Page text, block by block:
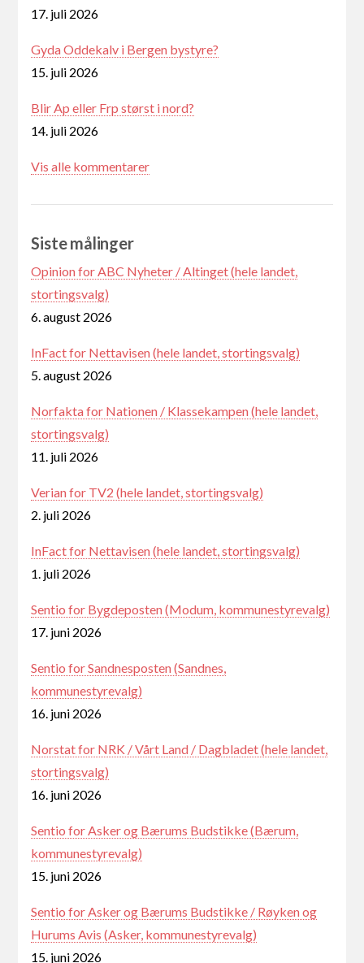
17. juli 2026
Gyda Oddekalv i Bergen bystyre?
15. juli 2026
Blir Ap eller Frp størst i nord?
14. juli 2026
Vis alle kommentarer
Siste målinger
Opinion for ABC Nyheter / Altinget (hele landet,
stortingsvalg)
6. august 2026
InFact for Nettavisen (hele landet, stortingsvalg)
5. august 2026
Norfakta for Nationen / Klassekampen (hele landet,
stortingsvalg)
11. juli 2026
Verian for TV2 (hele landet, stortingsvalg)
2. juli 2026
InFact for Nettavisen (hele landet, stortingsvalg)
1. juli 2026
Sentio for Bygdeposten (Modum, kommunestyrevalg)
17. juni 2026
Sentio for Sandnesposten (Sandnes,
kommunestyrevalg)
16. juni 2026
Norstat for NRK / Vårt Land / Dagbladet (hele landet,
stortingsvalg)
16. juni 2026
Sentio for Asker og Bærums Budstikke (Bærum,
kommunestyrevalg)
15. juni 2026
Sentio for Asker og Bærums Budstikke / Røyken og
Hurums Avis (Asker, kommunestyrevalg)
15. juni 2026